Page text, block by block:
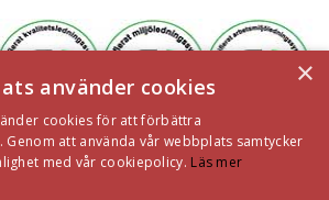
×
använder cookies
cookies för att förbättra
Genom att använda vår webbplats samtycker
med vår cookiepolicy. Läs mer